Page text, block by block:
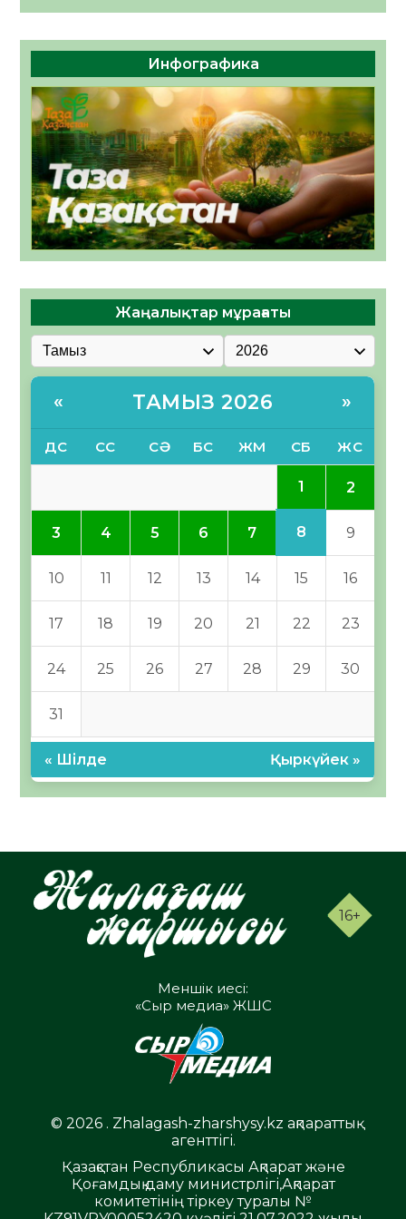
Инфографика
Жаңалықтар мұрағаты
« ТАМЫЗ 2026 »
ДС СС СӘ БС ЖМ СБ ЖС
1 2
3 4 5 6 7 8 9
10 11 12 13 14 15 16
17 18 19 20 21 22 23
24 25 26 27 28 29 30
31
« Шілде Қыркүйек »
16+
Меншік иесі:
«Сыр медиа» ЖШС
© 2026 . Zhalagash-zharshysy.kz ақпараттық
агенттігі.
Қазақстан Республикасы Ақпарат және
Қоғамдық даму министрлігі,Ақпарат
комитетінің тіркеу туралы №